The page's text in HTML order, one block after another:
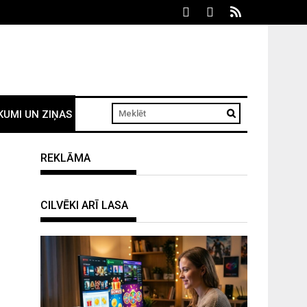
UN ZIŅAS
REKLĀMA
CILVĒKI ARĪ LASA